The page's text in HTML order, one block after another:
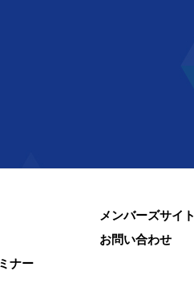
ナー
メンバーズサイト
お問い合わせ